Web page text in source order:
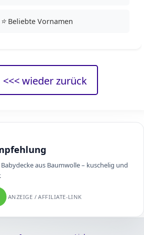
⭐Beliebte Vornamen
<<< wieder zurück
aus Baumwolle – kuschelig und
ANZEIGE / AFFILIATE-LINK